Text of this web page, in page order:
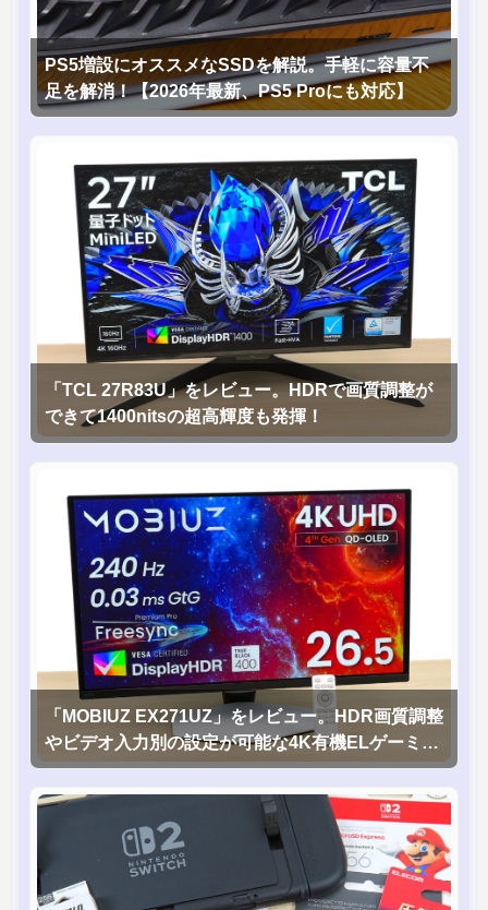
PS5増設にオススメなSSDを解説。手軽に容量不
足を解消！【2026年最新、PS5 Proにも対応】
「TCL 27R83U」をレビュー。HDRで画質調整が
できて1400nitsの超高輝度も発揮！
「MOBIUZ EX271UZ」をレビュー。HDR画質調整
やビデオ入力別の設定が可能な4K有機ELゲーミン
グモニタを徹底検証